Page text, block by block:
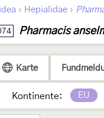
› Hepialidae ›
Pharmacis
Karte
Kontinente: EU